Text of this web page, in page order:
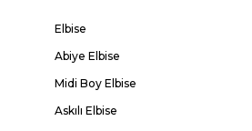
Elbise
Abiye Elbise
Midi Boy Elbise
Askılı Elbise